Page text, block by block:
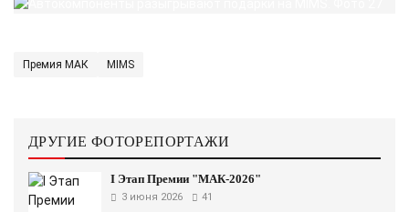
Премия МАК MIMS
ДРУГИЕ ФОТОРЕПОРТАЖИ
I Этап Премии "МАК-2026"
3 июня 2026 41